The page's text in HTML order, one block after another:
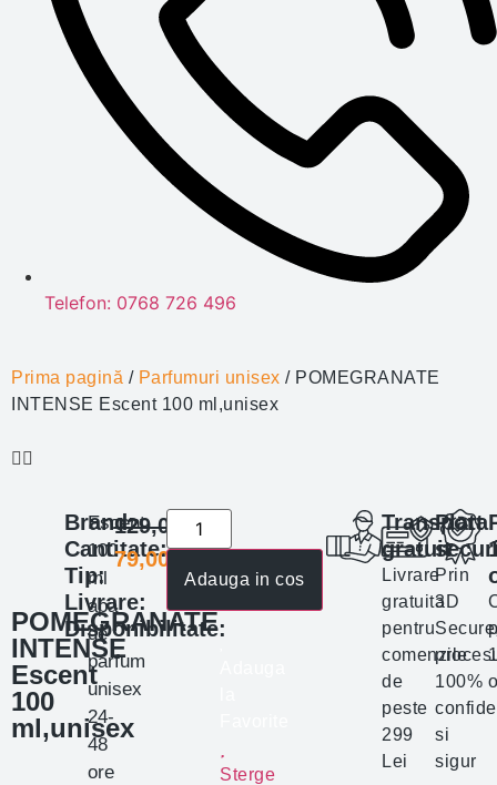
Telefon: 0768 726 496
Prima pagină / Parfumuri unisex / POMEGRANATE
INTENSE Escent 100 ml,unisex
POMEGRANATE
INTENSE
Escent
100
ml,unisex
Brand:
Cantitate:
Tip:
Livrare:
Disponibilitate:
Escent
100
ml
apa
de
parfum
unisex
24-
48
ore
129,00
lei
79,00
Adauga in cos
Sterge
Transport
gratuit
Livrare
gratuita
pentru
comenzile
de
peste
299
Lei
Plata
Prin
3D
100%
si
sigur